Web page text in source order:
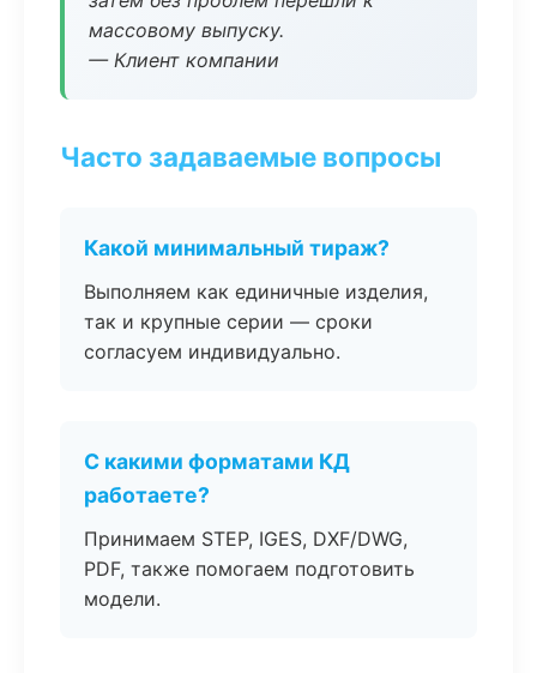
массовому выпуску.
— Клиент компании
Часто задаваемые вопросы
Какой минимальный тираж?
Выполняем как единичные изделия,
так и крупные серии — сроки
согласуем индивидуально.
С какими форматами КД
работаете?
Принимаем STEP, IGES, DXF/DWG,
PDF, также помогаем подготовить
модели.